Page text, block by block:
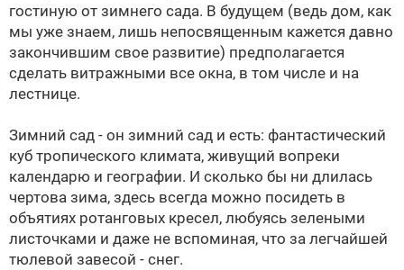
гостиную от зимнего сада. В будущем (ведь дом, как
мы уже знаем, лишь непосвященным кажется давно
закончившим свое развитие) предполагается
сделать витражными все окна, в том числе и на
лестнице.
Зимний сад - он зимний сад и есть: фантастический
куб тропического климата, живущий вопреки
календарю и географии. И сколько бы ни длилась
чертова зима, здесь всегда можно посидеть в
объятиях ротанговых кресел, любуясь зелеными
листочками и даже не вспоминая, что за легчайшей
тюлевой завесой - снег.